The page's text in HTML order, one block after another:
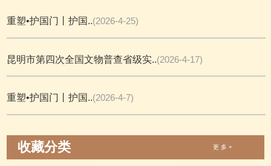
重塑•护国门丨护国..(2026-4-25)
昆明市第四次全国文物普查省级实..(2026-4-17)
重塑•护国门丨护国..(2026-4-7)
收藏分类 更 多 +